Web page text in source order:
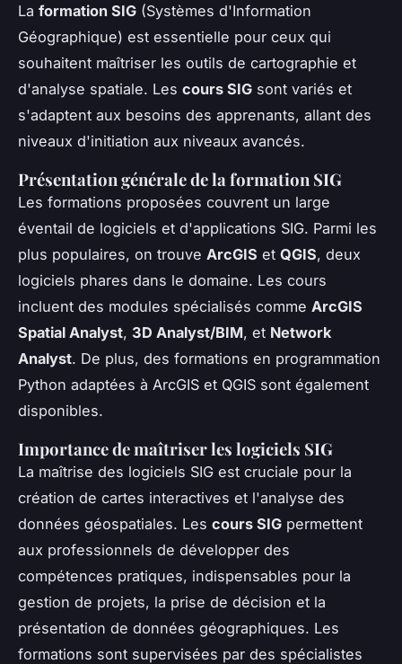
La formation SIG (Systèmes d'Information
Géographique) est essentielle pour ceux qui
souhaitent maîtriser les outils de cartographie et
d'analyse spatiale. Les cours SIG sont variés et
s'adaptent aux besoins des apprenants, allant des
niveaux d'initiation aux niveaux avancés.
Présentation générale de la formation SIG
Les formations proposées couvrent un large
éventail de logiciels et d'applications SIG. Parmi les
plus populaires, on trouve ArcGIS et QGIS, deux
logiciels phares dans le domaine. Les cours
incluent des modules spécialisés comme ArcGIS
Spatial Analyst, 3D Analyst/BIM, et Network
Analyst. De plus, des formations en programmation
Python adaptées à ArcGIS et QGIS sont également
disponibles.
Importance de maîtriser les logiciels SIG
La maîtrise des logiciels SIG est cruciale pour la
création de cartes interactives et l'analyse des
données géospatiales. Les cours SIG permettent
aux professionnels de développer des
compétences pratiques, indispensables pour la
gestion de projets, la prise de décision et la
présentation de données géographiques. Les
formations sont supervisées par des spécialistes